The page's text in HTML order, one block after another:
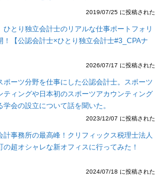
2019/07/25 に投稿された
ひとり独立会計士のリアルな仕事ポートフォリ
！【公認会計士×ひとり独立会計士#3_CPAナ
2026/07/17 に投稿された
ポーツ分野を仕事にした公認会計士。スポーツ
ティングや日本初のスポーツアカウンティング
学会の設立について話を聞いた。
2023/12/07 に投稿された
計事務所の最高峰！クリフィックス税理士法人
の超オシャレな新オフィスに行ってみた！
2024/07/18 に投稿された